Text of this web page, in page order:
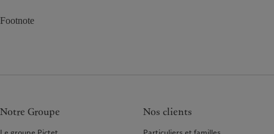
Footnote
Notre Groupe Nos clients